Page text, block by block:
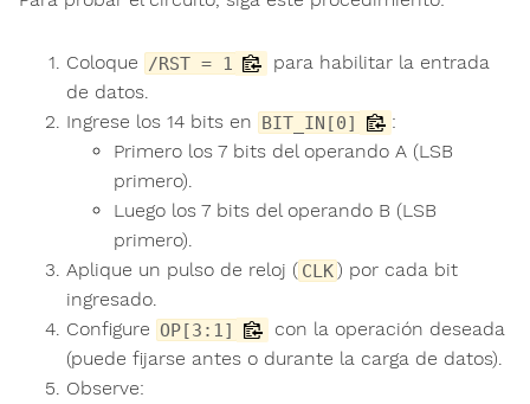
Coloque /RST = 1
para habilitar la entrada
de datos.
Ingrese los 14 bits en BIT_IN[0]
:
Primero los 7 bits del operando A (LSB
primero).
Luego los 7 bits del operando B (LSB
primero).
Aplique un pulso de reloj ( CLK) por cada bit
ingresado.
Configure OP[3:1]
con la operación deseada
(puede fijarse antes o durante la carga de datos).
Observe: